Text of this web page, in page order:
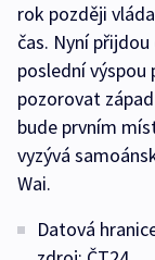
rok později
čas. Nyní
poslední výspou
pozorovat
bude prvním
vyzývá
Wai.
Datová